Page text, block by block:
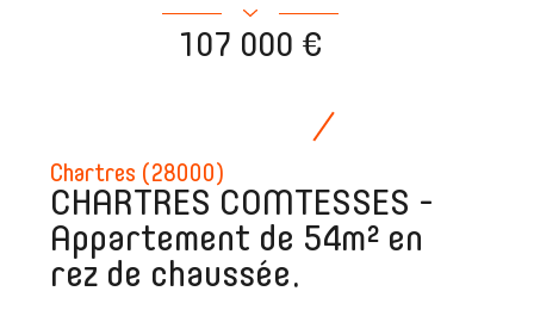
Chartres (28000)
CHARTRES COMTESSES -
Appartement de 54m² en
rez de chaussée.
107 000 €